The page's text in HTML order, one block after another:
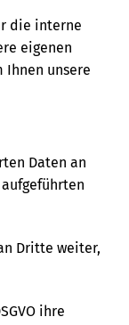
die interne
eigenen
Ihnen unsere
Daten an
Dritte weiter,
ihre